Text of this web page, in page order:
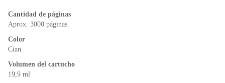
k
Cantidad de páginas
Aprox. 3000 páginas.
Color
Cian
Volumen del cartucho
19,9 ml